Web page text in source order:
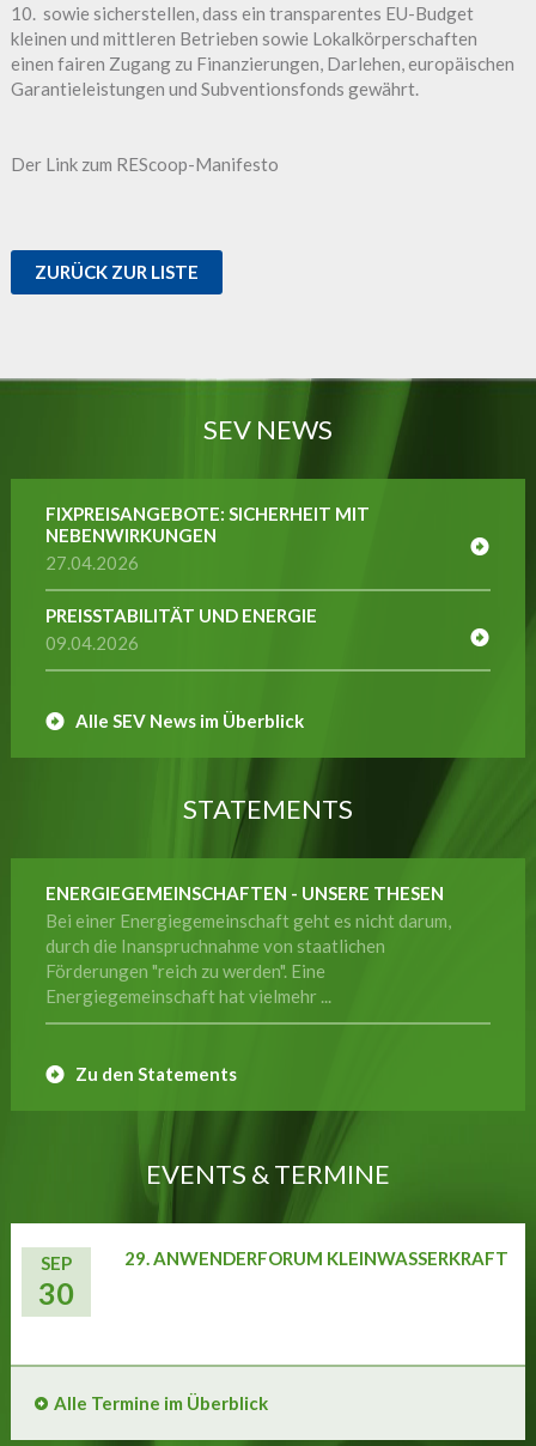
10. sowie sicherstellen, dass ein transparentes EU-Budget
kleinen und mittleren Betrieben sowie Lokalkörperschaften
einen fairen Zugang zu Finanzierungen, Darlehen, europäischen
Garantieleistungen und Subventionsfonds gewährt.
Der Link zum REScoop-Manifesto
ZURÜCK ZUR LISTE
SEV NEWS
FIXPREISANGEBOTE: SICHERHEIT MIT
NEBENWIRKUNGEN
27.04.2026
PREISSTABILITÄT UND ENERGIE
09.04.2026
Alle SEV News im Überblick
STATEMENTS
ENERGIEGEMEINSCHAFTEN - UNSERE THESEN
Bei einer Energiegemeinschaft geht es nicht darum,
durch die Inanspruchnahme von staatlichen
Förderungen "reich zu werden". Eine
Energiegemeinschaft hat vielmehr ...
Zu den Statements
EVENTS & TERMINE
SEP
30
29. ANWENDERFORUM KLEINWASSERKRAFT
Alle Termine im Überblick